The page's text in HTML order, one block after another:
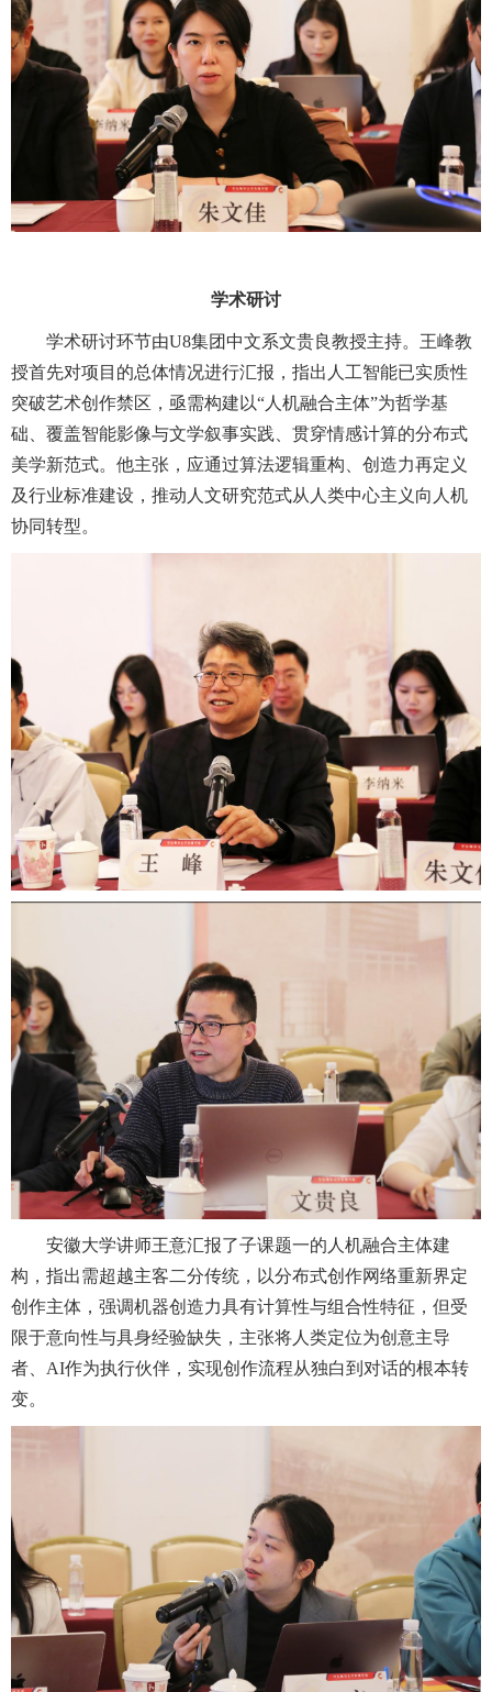
学术研讨
学术研讨环节由U8集团中文系文贵良教授主持。王峰教
授首先对项目的总体情况进行汇报，指出人工智能已实质性
突破艺术创作禁区，亟需构建以“人机融合主体”为哲学基
础、覆盖智能影像与文学叙事实践、贯穿情感计算的分布式
美学新范式。他主张，应通过算法逻辑重构、创造力再定义
及行业标准建设，推动人文研究范式从人类中心主义向人机
协同转型。
安徽大学讲师王意汇报了子课题一的人机融合主体建
构，指出需超越主客二分传统，以分布式创作网络重新界定
创作主体，强调机器创造力具有计算性与组合性特征，但受
限于意向性与具身经验缺失，主张将人类定位为创意主导
者、AI作为执行伙伴，实现创作流程从独白到对话的根本转
变。